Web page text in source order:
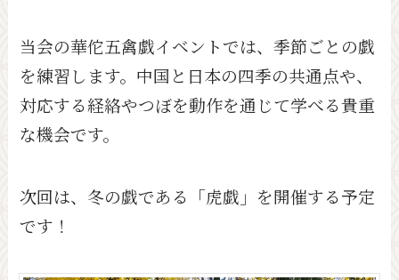
当会の華佗五禽戯イベントでは、季節ごとの戯
を練習します。中国と日本の四季の共通点や、
対応する経絡やつぼを動作を通じて学べる貴重
な機会です。
次回は、冬の戯である「虎戯」を開催する予定
です！